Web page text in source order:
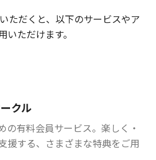
ただくと、以下のサービスやア
ただけます。
クル
の有料会員サービス。楽しく・
援する、さまざまな特典をご用